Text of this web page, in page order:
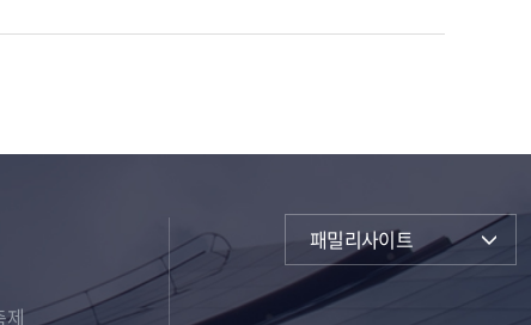
제
패밀리사이트